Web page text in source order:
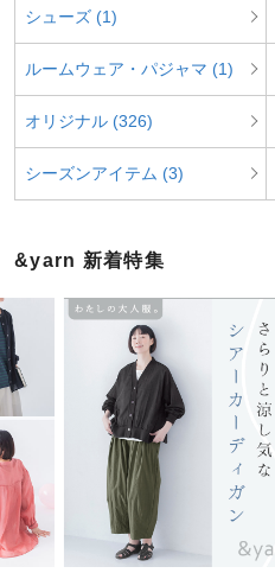
シューズ (1)
ルームウェア・パジャマ (1)
オリジナル (326)
シーズンアイテム (3)
&yarn 新着特集